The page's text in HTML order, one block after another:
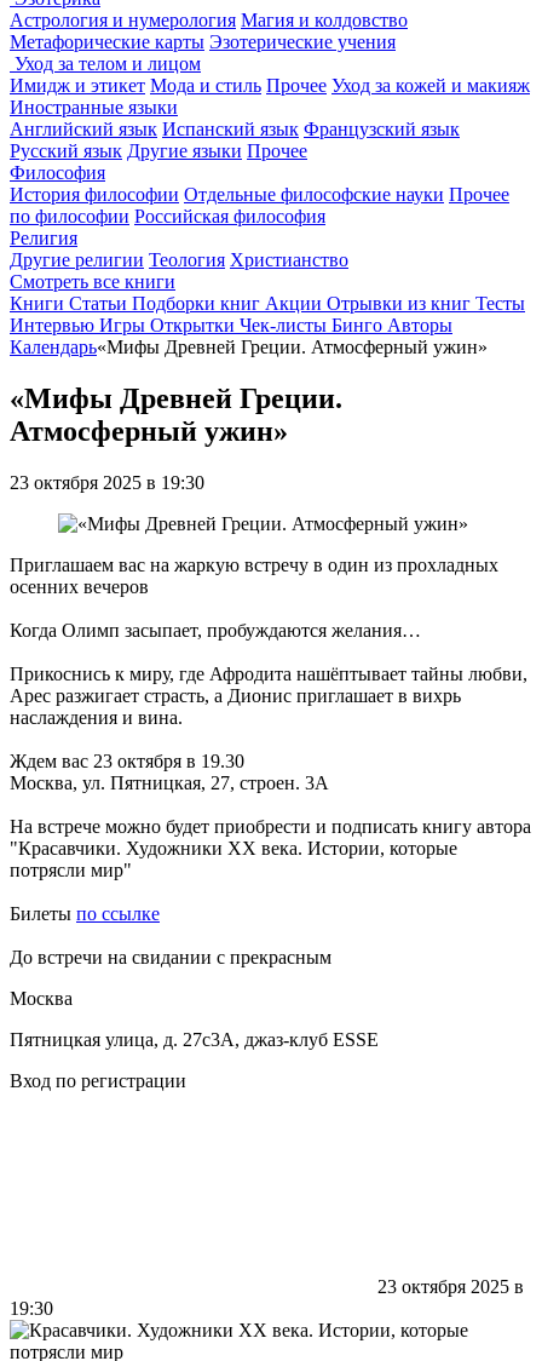
Астрология и нумерология Магия и колдовство
Метафорические карты Эзотерические учения
Уход за телом и лицом
Имидж и этикет Мода и стиль Прочее Уход за кожей и макияж
Иностранные языки
Английский язык Испанский язык Французский язык
Русский язык Другие языки Прочее
Философия
История философии Отдельные философские науки Прочее
по философии Российская философия
Религия
Другие религии Теология Христианство
Смотреть все книги
Книги Статьи Подборки книг Акции Отрывки из книг Тесты
Интервью Игры Открытки Чек-листы Бинго Авторы
Календарь«Мифы Древней Греции. Атмосферный ужин»
«Мифы Древней Греции.
Атмосферный ужин»
23 октября 2025 в 19:30
Приглашаем вас на жаркую встречу в один из прохладных
осенних вечеров
Когда Олимп засыпает, пробуждаются желания…
Прикоснись к миру, где Афродита нашёптывает тайны любви,
Арес разжигает страсть, а Дионис приглашает в вихрь
наслаждения и вина.
Ждем вас 23 октября в 19.30
Москва, ул. Пятницкая, 27, строен. 3А
На встрече можно будет приобрести и подписать книгу автора
"Красавчики. Художники XX века. Истории, которые
потрясли мир"
Билеты по ссылке
До встречи на свидании с прекрасным
Москва
Пятницкая улица, д. 27с3А, джаз-клуб ESSE
Вход по регистрации
23 октября 2025 в
19:30